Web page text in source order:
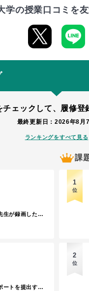
学の授業口コミを
ェックして、 履修登
最終更新日：2026年8月
ランキングをすべて見る
地理的な教養を学ぶ教科であり、基本先生が録画した動画見る授業形式になる
講義に出席し、授業内容についてのレポートを提出すれば簡単に単位が取れる。授業内容も興味深いものが多い。
課
1
位
2
位